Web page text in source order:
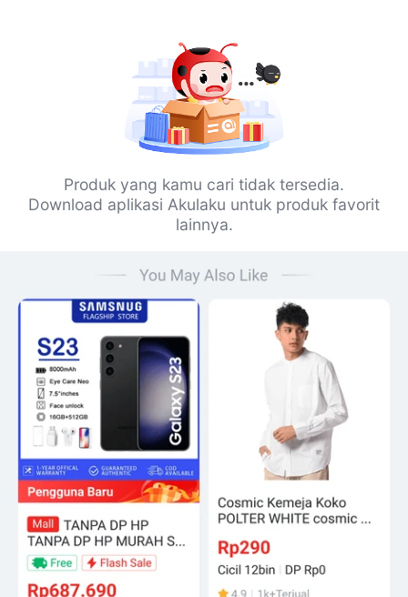
Produk yang kamu cari tidak tersedia.
Download aplikasi Akulaku untuk produk favorit
lainnya.